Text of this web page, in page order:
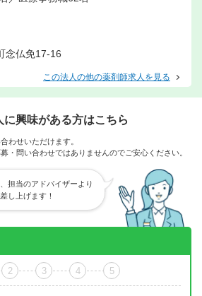
念仏免17-16
この法人の他の薬剤師求人を見る
に興味がある方はこちら
わせいただけます。
・問い合わせではありませんのでご安心ください。
担当のアドバイザーより
し上げます！
2 3 4 5